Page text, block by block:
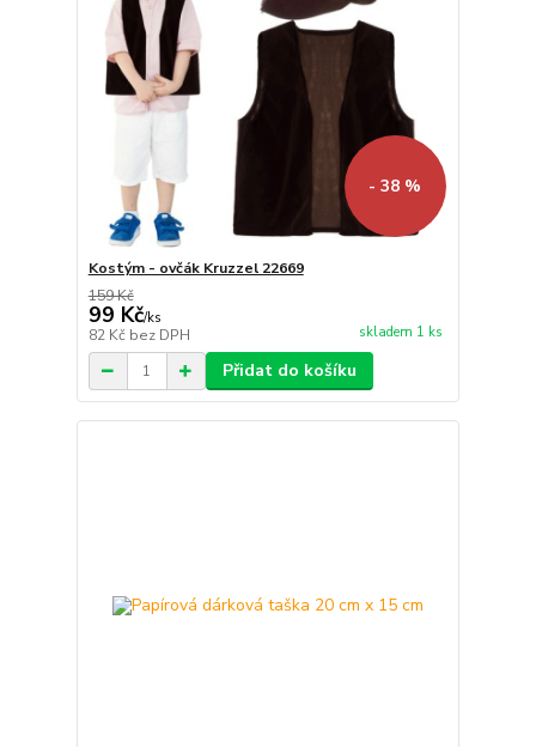
- 38 %
Kostým - ovčák Kruzzel 22669
159 Kč
99 Kč/ks
82 Kč bez DPH skladem 1 ks
Přidat do košíku